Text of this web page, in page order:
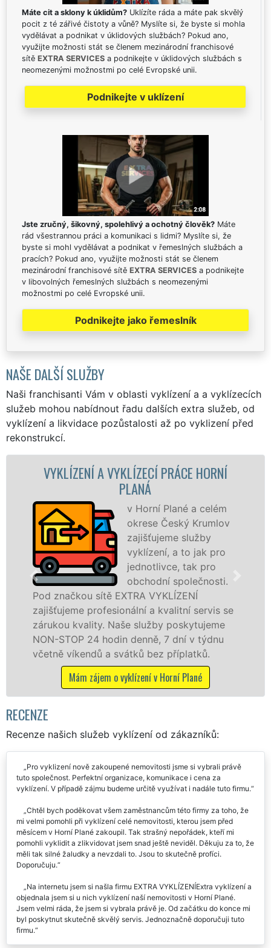
Máte cit a sklony k úklidům? Uklízíte ráda a máte pak skvělý
pocit z té zářivé čistoty a vůně? Myslíte si, že byste si mohla
vydělávat a podnikat v úklidových službách? Pokud ano,
využijte možnosti stát se členem mezinárodní franchisové
sítě EXTRA SERVICES a podnikejte v úklidových službách s
neomezenými možnostmi po celé Evropské unii.
Podnikejte v uklízení
Jste zručný, šikovný, spolehlivý a ochotný člověk? Máte
rád všestrannou práci a komunikaci s lidmi? Myslíte si, že
byste si mohl vydělávat a podnikat v řemeslných službách a
pracích? Pokud ano, využijte možnosti stát se členem
mezinárodní franchisové sítě EXTRA SERVICES a podnikejte
v libovolných řemeslných službách s neomezenými
možnostmi po celé Evropské unii.
Podnikejte jako řemeslník
NAŠE DALŠÍ SLUŽBY
Naši franchisanti Vám v oblasti vyklízení a a vyklízecích
služeb mohou nabídnout řadu dalších extra služeb, od
vyklízení a likvidace pozůstalosti až po vyklizení před
rekonstrukcí.
A VYKLÍZECÍ PRÁCE HORNÍ
v Horní Plané a celém
okrese Český Krumlov
zajišťujeme služby
vyklízení, a to jak pro
jednotlivce, tak pro
obchodní společnosti.
sítě EXTRA VYKLÍZENÍ
profesionální a kvalitní servis se
Naše služby poskytujeme
24 hodin denně, 7 dní v týdnu
a svátků bez příplatků.
zájem o vyklízení v Horní Plané
službu jak
osobám se
práce, a to
RECENZE
Recenze našich služeb vyklízení od zákazníků:
Pro vyklizení nově zakoupené nemovitosti jsme si vybrali právě
tuto společnost. Perfektní organizace, komunikace i cena za
vyklízení. V případě zájmu budeme určitě využívat i nadále tuto firmu.
Chtěl bych poděkovat všem zaměstnancům této firmy za toho, že
mi velmi pomohli při vyklízení celé nemovitosti, kterou jsem před
měsícem v Horní Plané zakoupil. Tak strašný nepořádek, kteří mi
pomohli vyklidit a zlikvidovat jsem snad ještě neviděl. Děkuju za to, že
měli tak silné žaludky a nevzdali to. Jsou to skutečně profíci.
Doporučuju.
Na internetu jsem si našla firmu EXTRA VYKLÍZENÍExtra vyklízení a
objednala jsem si u nich vyklízení naší nemovitosti v Horní Plané.
Jsem velmi ráda, že jsem si vybrala právě je. Od začátku do konce mi
byl poskytnut skutečně skvělý servis. Jednoznačně doporučuji tuto
firmu.